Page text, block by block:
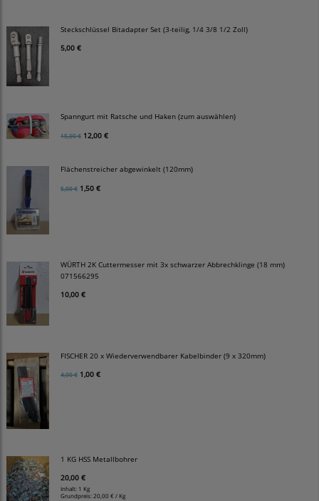
Steckschlüssel Bitadapter Set (3-teilig, 1/4 3/8 1/2 Zoll)
5,00 €
Spanngurt mit Ratsche und Haken (zum auswählen)
15,00 € 12,00 €
Flächenstreicher abgewinkelt (120mm)
5,00 € 1,50 €
WÜRTH 2K Cuttermesser mit 3x schwarzer Abbrechklinge (18 mm)
071566295
10,00 €
FISCHER 20 x Wiederverwendbarer Kabelbinder (9 x 320mm)
4,00 € 1,00 €
1 KG HSS Metallbohrer
20,00 €
Inhalt: 1 Kg
Grundpreis: 20,00 € / Kg